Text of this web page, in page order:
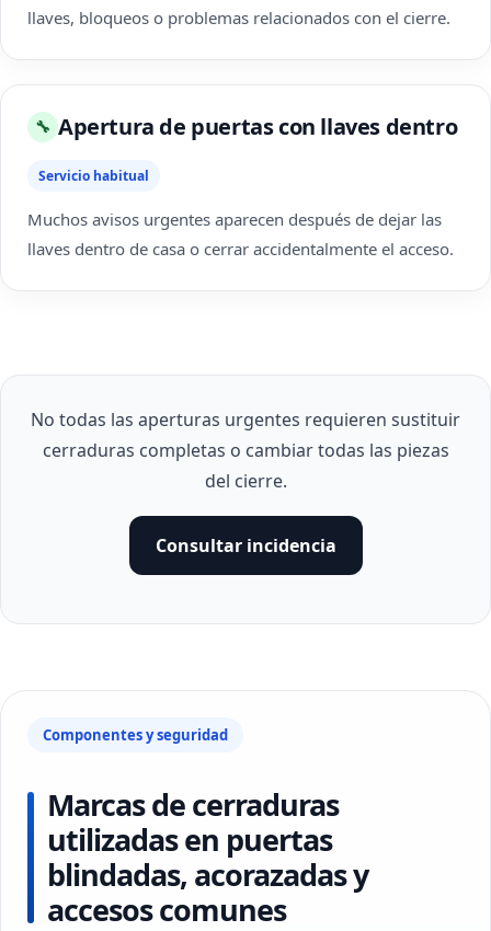
llaves, bloqueos o problemas relacionados con el cierre.
🔧 Apertura de puertas con llaves dentro
Servicio habitual
Muchos avisos urgentes aparecen después de dejar las
llaves dentro de casa o cerrar accidentalmente el acceso.
No todas las aperturas urgentes requieren sustituir
cerraduras completas o cambiar todas las piezas
del cierre.
Consultar incidencia
Componentes y seguridad
Marcas de cerraduras
utilizadas en puertas
blindadas, acorazadas y
accesos comunes